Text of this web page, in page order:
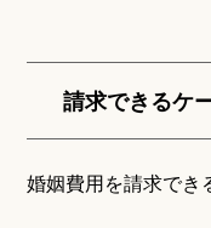
請求できるケ
婚姻費用を請求でき